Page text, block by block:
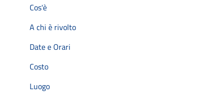
Cos'è
A chi è rivolto
Date e Orari
Costo
Luogo